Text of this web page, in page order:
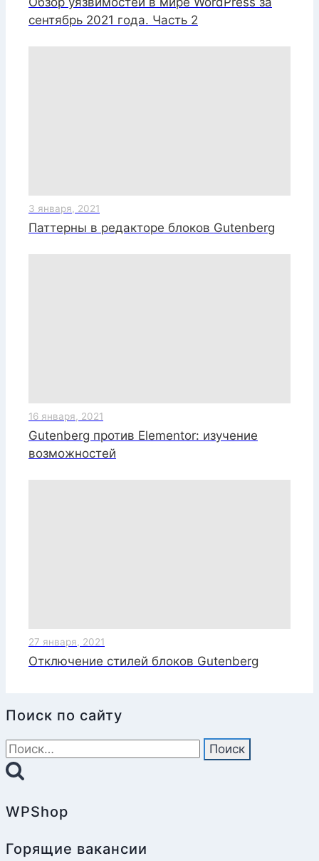
сентябрь 2021 года. Часть 2
3 января, 2021
Паттерны в редакторе блоков Gutenberg
16 января, 2021
Gutenberg против Elementor: изучение
возможностей
27 января, 2021
Отключение стилей блоков Gutenberg
Поиск по сайту
Найти:
WPShop
Горящие вакансии